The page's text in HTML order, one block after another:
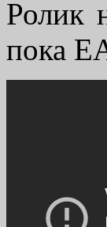
Ролик
пока